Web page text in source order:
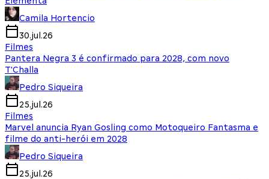
Camila Hortencio
30.jul.26
Filmes
Pantera Negra 3 é confirmado para 2028, com novo
T'Challa
Pedro Siqueira
25.jul.26
Filmes
Marvel anuncia Ryan Gosling como Motoqueiro Fantasma e
filme do anti-herói em 2028
Pedro Siqueira
25.jul.26